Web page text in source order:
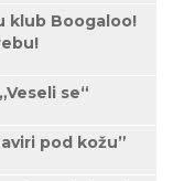
klub Boogaloo!
se“
pod kožu”